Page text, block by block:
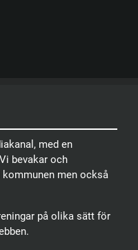
med en
bevakar och
men också
på olika sätt för